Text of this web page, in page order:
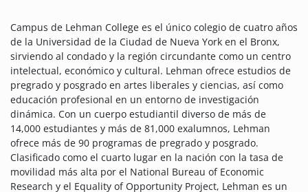
Campus de Lehman College es el único colegio de cuatro años
de la Universidad de la Ciudad de Nueva York en el Bronx,
sirviendo al condado y la región circundante como un centro
intelectual, económico y cultural. Lehman ofrece estudios de
pregrado y posgrado en artes liberales y ciencias, así como
educación profesional en un entorno de investigación
dinámica. Con un cuerpo estudiantil diverso de más de
14,000 estudiantes y más de 81,000 exalumnos, Lehman
ofrece más de 90 programas de pregrado y posgrado.
Clasificado como el cuarto lugar en la nación con la tasa de
movilidad más alta por el National Bureau of Economic
Research y el Equality of Opportunity Project, Lehman es un